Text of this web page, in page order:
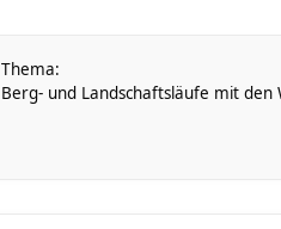
Thema:
Berg- und Landschaftsläufe mit den